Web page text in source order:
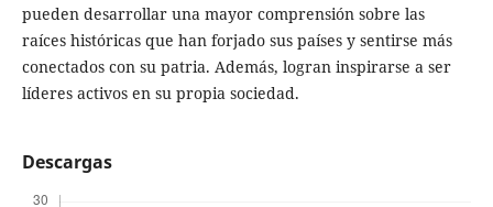
pueden desarrollar una mayor comprensión sobre las
raíces históricas que han forjado sus países y sentirse más
conectados con su patria. Además, logran inspirarse a ser
líderes activos en su propia sociedad.
Descargas